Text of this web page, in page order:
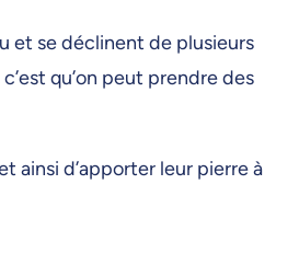
et se déclinent de plusieurs
qu’on peut prendre des
ainsi d’apporter leur pierre à